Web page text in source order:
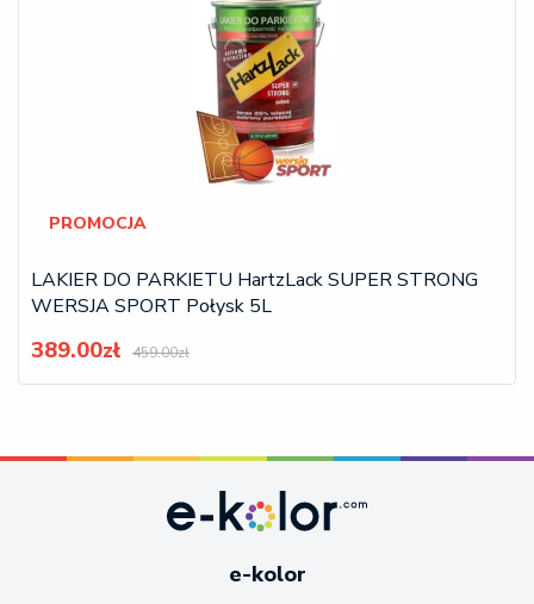
PROMOCJA
LAKIER DO PARKIETU HartzLack SUPER STRONG
WERSJA SPORT Połysk 5L
389.00zł 459.00zł
e-kolor